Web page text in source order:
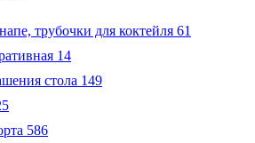
трубочки для коктейля 61
14
стола 149
586